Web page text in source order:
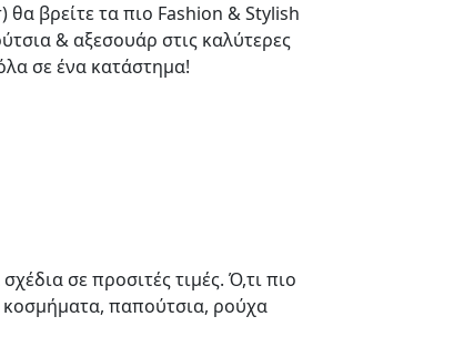
βρείτε τα πιο Fashion & Stylish
& αξεσουάρ στις καλύτερες
σε ένα κατάστημα!
σε προσιτές τιμές. Ό,τι πιο
παπούτσια, ρούχα